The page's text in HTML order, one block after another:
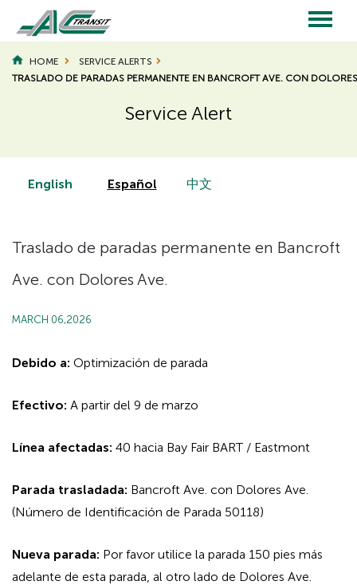
main
content
Main
navigation
HOME
SERVICE ALERTS
TRASLADO DE PARADAS PERMANENTE EN BANCROFT AVE. CON
Service Alert
Page
Title
Page
TitleEnglish Español 中文
Traslado de paradas permanente en Bancroft
Ave. con Dolores Ave.
MARCH 06,2026
Debido a: Optimización de parada
Efectivo: A partir del 9 de marzo
Línea afectadas: 40 hacia Bay Fair BART / Eastmont
Parada trasladada: Bancroft Ave. con Dolores Ave.
(Número de Identificación de Parada 50118)
Nueva parada: Por favor utilice la parada 150 pies más
adelante de esta parada, al otro lado de Dolores Ave.